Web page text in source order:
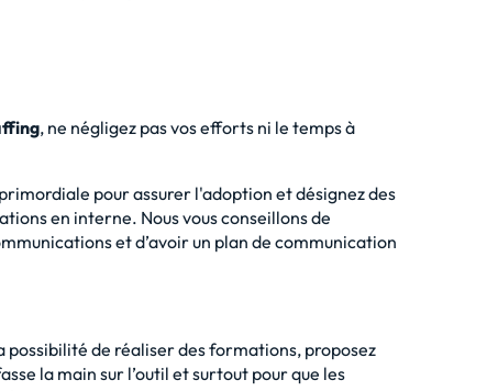
, ne négligez pas vos efforts ni le temps à
pour assurer l'adoption et désignez des
en interne. Nous vous conseillons de
et d’avoir un plan de communication
possibilité de réaliser des formations, proposez
la main sur l’outil et surtout pour que les